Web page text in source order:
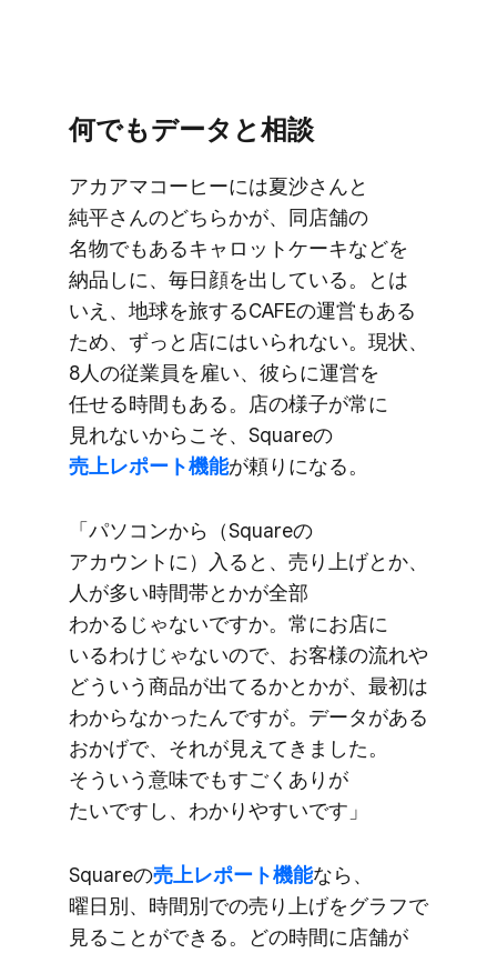
何でも​データと​相談
アカアマコーヒーには​夏沙さんと​
純平さんの​どちらかが、​同店舗の​
名物でもある​キャロットケーキなどを​
納品しに、​毎日​顔を​出している。​とは​
いえ、​地球を​旅する​CAFEの​運営も​ある​
ため、​ずっと​店には​いられない。​現状、​
8人の​従業員を​雇い、​彼らに​運営を​
任せる​時間も​ある。​店の​様子が​常に​
見れないから​こそ、​Squareの
売上レポート機能が​頼りに​なる。
「パソコンから​（Squareの​
アカウントに）​入ると、​売り上げとか、​
人が​多い​時間帯とかが​全部​
わかるじゃないですか。​常に​お店に​
いるわけじゃないので、​お客様の​流れや​
どう​いう​商品が​出てるかとかが、​最初は​
わからなかったんですが。​データが​ある​
おかげで、​それが​見えてきました。​
そういう​意味でも​すごく​ありが​
たいですし、​わかりやすいです」
Squareの​売上レポート機能なら、​
曜日別、​時間別での​売り上げを​グラフで​
見る​ことができる。​どの​時間に​店舗が​